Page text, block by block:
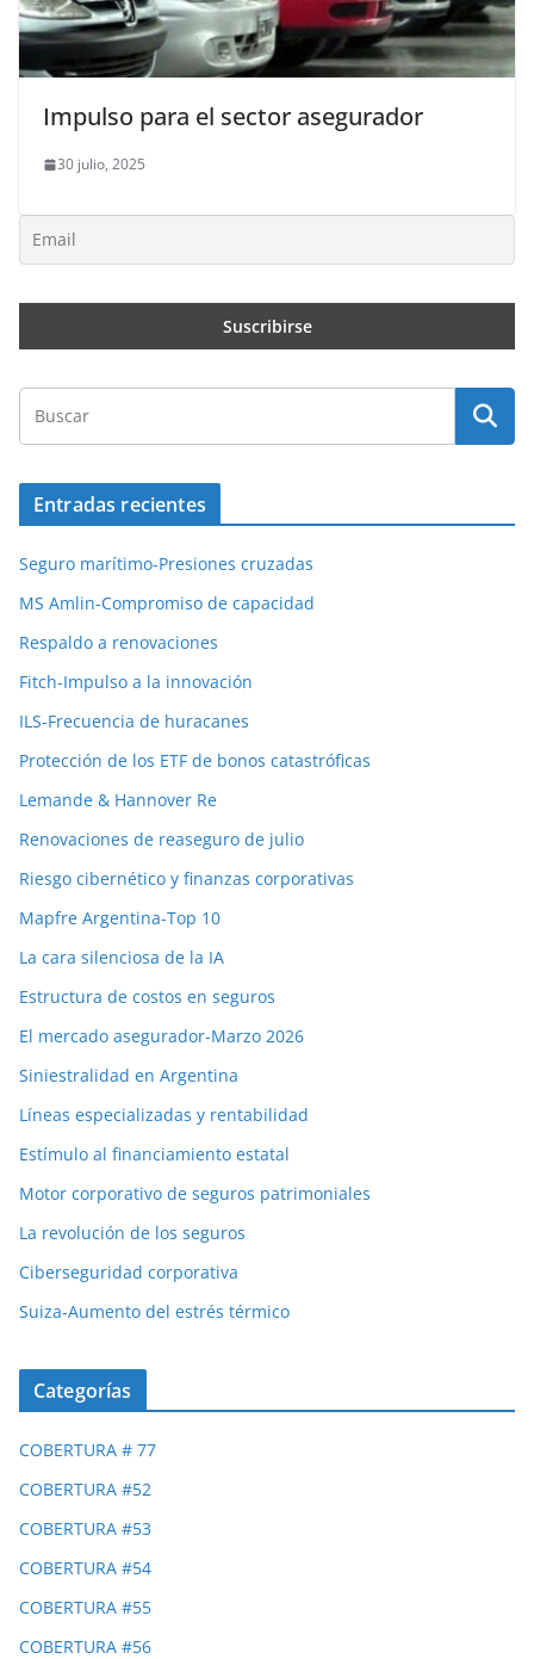
Impulso para el sector asegurador
30 julio, 2025
Entradas recientes
Seguro marítimo-Presiones cruzadas
MS Amlin-Compromiso de capacidad
Respaldo a renovaciones
Fitch-Impulso a la innovación
ILS-Frecuencia de huracanes
Protección de los ETF de bonos catastróficas
Lemande & Hannover Re
Renovaciones de reaseguro de julio
Riesgo cibernético y finanzas corporativas
Mapfre Argentina-Top 10
La cara silenciosa de la IA
Estructura de costos en seguros
El mercado asegurador-Marzo 2026
Siniestralidad en Argentina
Líneas especializadas y rentabilidad
Estímulo al financiamiento estatal
Motor corporativo de seguros patrimoniales
La revolución de los seguros
Ciberseguridad corporativa
Suiza-Aumento del estrés térmico
Categorías
COBERTURA # 77
COBERTURA #52
COBERTURA #53
COBERTURA #54
COBERTURA #55
COBERTURA #56